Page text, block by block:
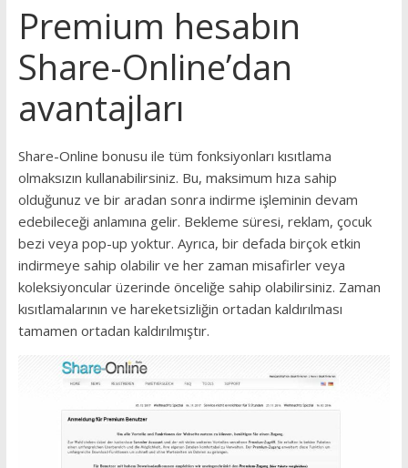
Premium hesabın
Share-Online’dan
avantajları
Share-Online bonusu ile tüm fonksiyonları kısıtlama
olmaksızın kullanabilirsiniz. Bu, maksimum hıza sahip
olduğunuz ve bir aradan sonra indirme işleminin devam
edebileceği anlamına gelir. Bekleme süresi, reklam, çocuk
bezi veya pop-up yoktur. Ayrıca, bir defada birçok etkin
indirmeye sahip olabilir ve her zaman misafirler veya
koleksiyoncular üzerinde önceliğe sahip olabilirsiniz. Zaman
kısıtlamalarının ve hareketsizliğin ortadan kaldırılması
tamamen ortadan kaldırılmıştır.